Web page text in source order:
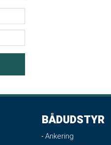
BÅDUDSTYR
Ankering